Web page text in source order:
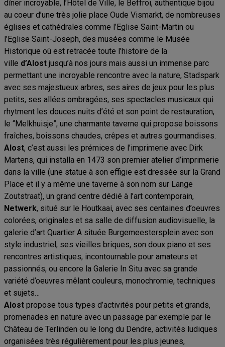
dîner incroyable, l’Hôtel de Ville, le Beffroi, authentique bijou
au coeur d’une très jolie place Oude Vismarkt, de nombreuses
églises et cathédrales comme l’Eglise Saint-Martin ou
l’Eglise Saint-Joseph, des musées comme le Musée
Historique où est retracée toute l’histoire de la
ville d’Alost jusqu’à nos jours mais aussi un immense parc
permettant une incroyable rencontre avec la nature, Stadspark
avec ses majestueux arbres, ses aires de jeux pour les plus
petits, ses allées ombragées, ses spectacles musicaux qui
rhytment les douces nuits d’été et son point de restauration,
le “Melkhuisje”, une charmante taverne qui propose boissons
fraîches, boissons chaudes, crêpes et autres gourmandises.
Alost, c’est aussi les prémices de l’imprimerie avec Dirk
Martens, qui installa en 1473 son premier atelier d’imprimerie
dans la ville (une statue à son effigie est dressée sur la Grand
Place et il y a même une taverne à son nom sur Lange
Zoutstraat), un grand centre dédié à l’art contemporain,
Netwerk, situé sur le Houtkaai, avec ses centaines d’oeuvres
colorées, originales et sa salle de diffusion audiovisuelle, la
galerie d’art Quartier A située Burgemeestersplein avec son
style industriel, ses vieilles briques, son doux piano et ses
rencontres artistiques, incontournable pour amateurs et
passionnés, ou encore la Galerie In Situ avec sa grande
variété d’oeuvres mêlant couleurs, monochromie, techniques
et sujets…
Alost propose tous types d’activités pour petits et grands,
promenades en nature avec un passage par exemple par le
Château de Terlinden ou le long du Dendre, activités ludiques
organisées très régulièrement pour les plus jeunes,